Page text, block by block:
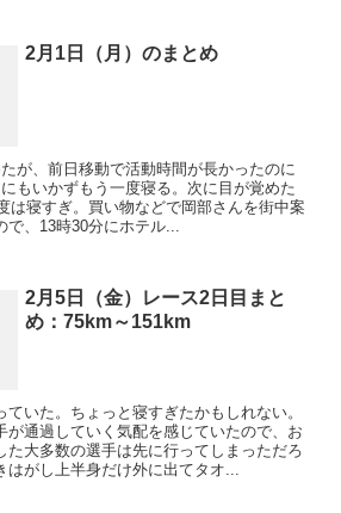
2月1日（月）のまとめ
が、前日移動で活動時間が長かったのに
もいかずもう一度寝る。次に目が覚めた
は寝すぎ。買い物などで岡部さんを街中案
で、13時30分にホテル...
2月5日（金）レース2日目まと
め：75km～151km
ていた。ちょっと寝すぎたかもしれない。
が通過していく気配を感じていたので、お
た大多数の選手は先に行ってしまっただろ
はがし上半身だけ外に出てタオ...